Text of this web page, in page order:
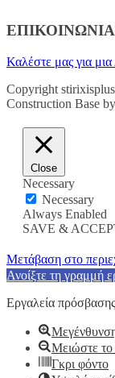
ΕΠΙΚΟΙΝΩΝΙΑ
Καλέστε μας για
Copyright
Construction Base by
Close
Necessary
Necessary
Always Enabled
SAVE &
Μετάβαση στο
Ανοίξτε τη γραμμή
Εργαλεία πρόσβασης
Μειώστε
Γκρι φόντο